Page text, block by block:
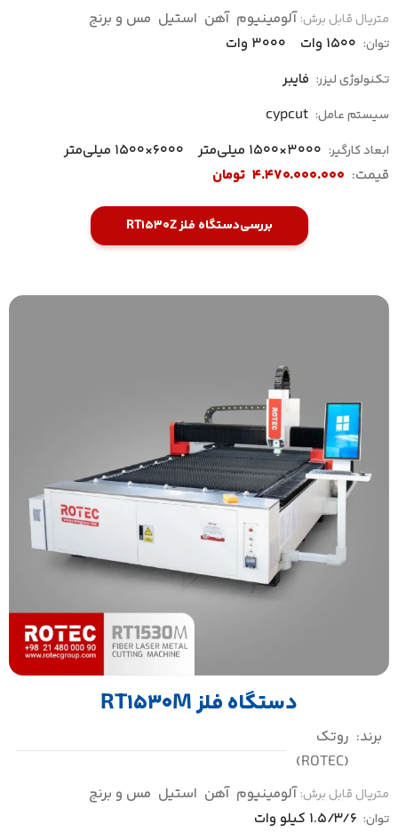
متریال قابل برش: آلومینیوم آهن استیل مس و برنج
توان: 1500 وات 3000 وات
تکنولوژی لیزر: فایبر
سیستم عامل: cypcut
ابعاد کارگیر: 3000×1500 میلی‌متر
6000×1500 میلی‌متر
قیمت: 4.470.000.000 تومان
بررسیدستگاه فلز RT1530Z
دستگاه فلز RT1530M
برند: روتک
(ROTEC)
متریال قابل برش: آلومینیوم آهن استیل مس و برنج
توان: 1.5/3/6 کیلو وات